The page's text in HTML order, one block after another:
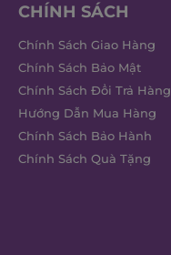
CHÍNH SÁCH
Chính Sách Giao Hàng
Chính Sách Bảo Mật
Chính Sách Đổi Trả Hàng
Hướng Dẫn Mua Hàng
Chính Sách Bảo Hành
Chính Sách Quà Tặng